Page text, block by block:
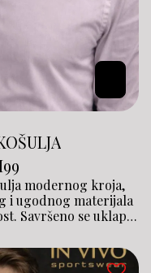
99
modernog kroja,
i ugodnog materijala
Savršeno se uklapa
u svakoj prilici.